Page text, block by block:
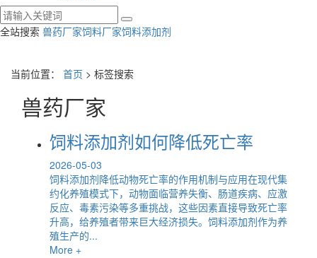
全站搜索 兽药厂家饲料厂家饲料添加剂
当前位置： 首页 > 标签搜索
兽药厂家
饲料添加剂如何降低死亡率
2026-05-03
饲料添加剂降低动物死亡率的作用机制与应用在现代集
约化养殖模式下，动物面临营养失衡、肠道疾病、应激
反应、毒素污染等多重挑战，这些因素直接导致死亡率
升高，给养殖者带来巨大经济损失。饲料添加剂作为养
殖生产的...
More +